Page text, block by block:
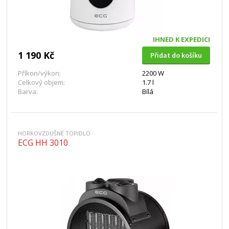
IHNED K EXPEDICI
1 190 Kč
Přidat do košíku
Příkon/výkon:
2200 W
Celkový objem:
1.7 l
Barva:
Bílá
HORKOVZDUŠNÉ TOPIDLO
ECG HH 3010